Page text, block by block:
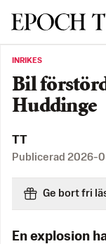
Svenska
INRIKES
Bil
Huddinge
TT
Publicerad 2026-
Ge bort fri
En explosion